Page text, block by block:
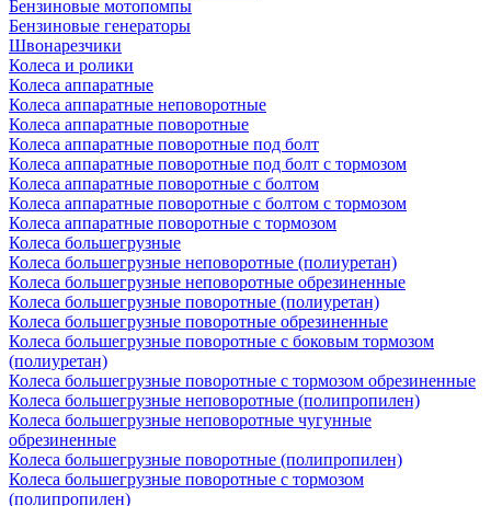
Бензиновые мотопомпы
Бензиновые генераторы
Швонарезчики
Колеса и ролики
Колеса аппаратные
Колеса аппаратные неповоротные
Колеса аппаратные поворотные
Колеса аппаратные поворотные под болт
Колеса аппаратные поворотные под болт с тормозом
Колеса аппаратные поворотные с болтом
Колеса аппаратные поворотные с болтом с тормозом
Колеса аппаратные поворотные с тормозом
Колеса большегрузные
Колеса большегрузные неповоротные (полиуретан)
Колеса большегрузные неповоротные обрезиненные
Колеса большегрузные поворотные (полиуретан)
Колеса большегрузные поворотные обрезиненные
Колеса большегрузные поворотные с боковым тормозом
(полиуретан)
Колеса большегрузные поворотные с тормозом обрезиненные
Колеса большегрузные неповоротные (полипропилен)
Колеса большегрузные неповоротные чугунные
обрезиненные
Колеса большегрузные поворотные (полипропилен)
Колеса большегрузные поворотные с тормозом
(полипропилен)